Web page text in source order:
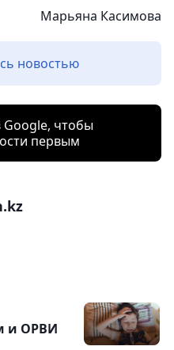
Марьяна Касимова
новостью
чтобы
первым
и ОРВИ